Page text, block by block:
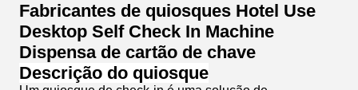
Fabricantes de quiosques Hotel Use
Desktop Self Check In Machine
Dispensa de cartão de chave
Descrição do quiosque